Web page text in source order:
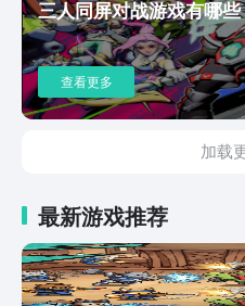
种战队赛玩法，可以说是玩
细，在一些小细节的设置上
种日常活动以及周末活动能
礼品和游戏道具，以上就是
耀星之破晓下载的全部内容
戏当中感受不一样的游戏乐
三人同屏对战游戏有哪些
查看更多
加载
最新游戏推荐